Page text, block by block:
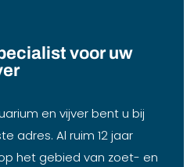
voor uw
en vijver bent u bij
adres. Al ruim 12 jaar
het gebied van zoet- en